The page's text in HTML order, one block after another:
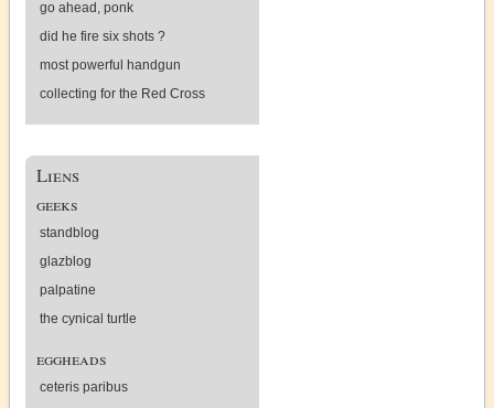
go ahead, ponk
did he fire six shots ?
most powerful handgun
collecting for the Red Cross
Liens
geeks
standblog
glazblog
palpatine
the cynical turtle
eggheads
ceteris paribus